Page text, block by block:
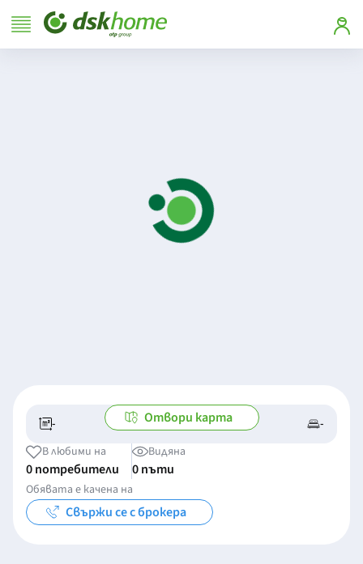
- -/- -
Отвори карта
В любими на
0 потребители
Видяна
0 пъти
Обявата е качена на
Свържи се с брокера